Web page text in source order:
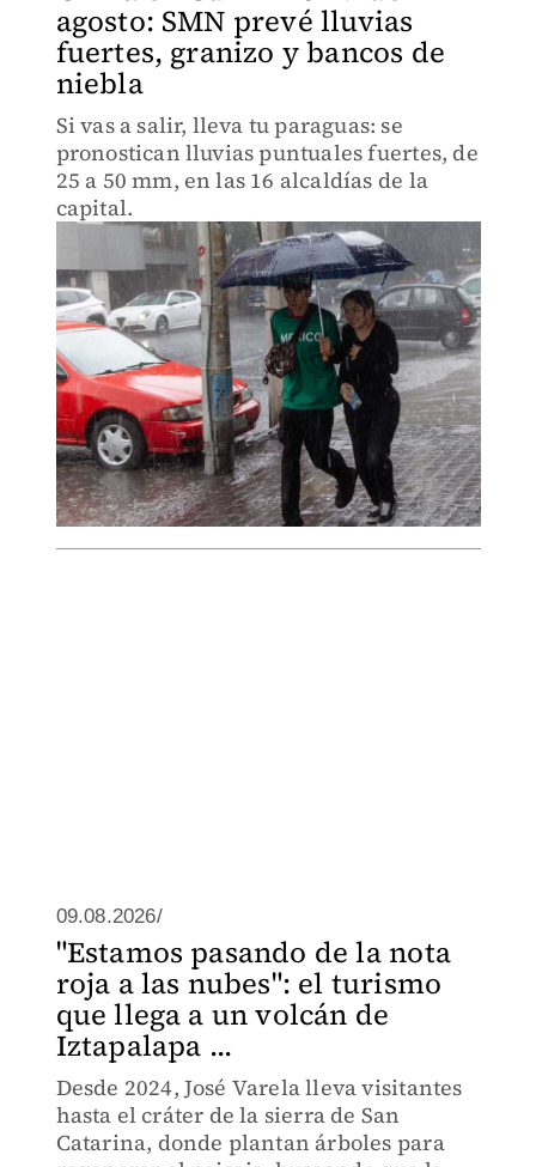
agosto: SMN prevé lluvias
fuertes, granizo y bancos de
niebla
Si vas a salir, lleva tu paraguas: se
pronostican lluvias puntuales fuertes, de
25 a 50 mm, en las 16 alcaldías de la
capital.
09.08.2026/
"Estamos pasando de la nota
roja a las nubes": el turismo
que llega a un volcán de
Iztapalapa ...
Desde 2024, José Varela lleva visitantes
hasta el cráter de la sierra de San
Catarina, donde plantan árboles para